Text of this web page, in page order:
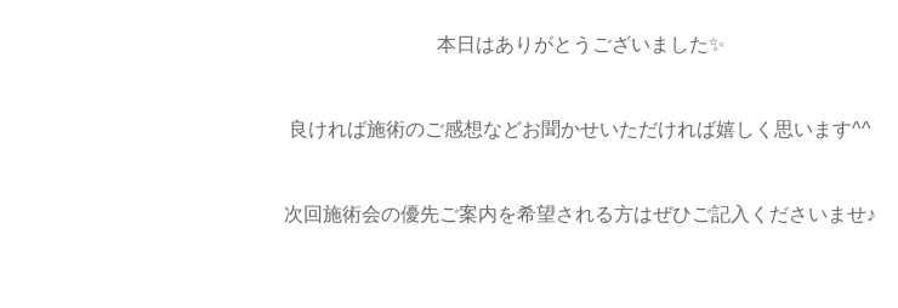
本日はありがとうございました✨
良ければ施術のご感想などお聞かせいただければ嬉しく思います^^
次回施術会の優先ご案内を希望される方はぜひご記入くださいませ♪